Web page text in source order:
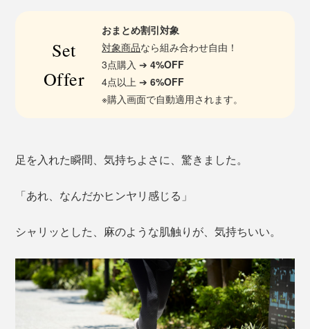
Set
Offer
おまとめ割引対象
対象商品なら組み合わせ自由！
3点購入 ➔4%OFF
4点以上 ➔6%OFF
※購入画面で自動適用されます。
足を入れた瞬間、気持ちよさに、驚きました。
「あれ、なんだかヒンヤリ感じる」
シャリッとした、麻のような肌触りが、気持ちいい。